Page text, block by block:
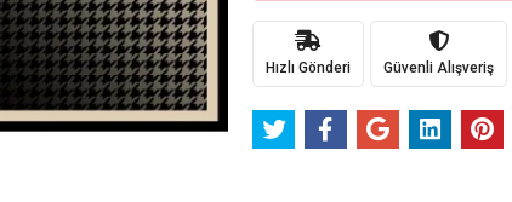
Hızlı Gönderi Güvenli Alışveriş